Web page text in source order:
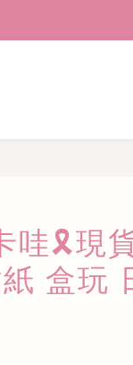
哇🎗️現
盒玩